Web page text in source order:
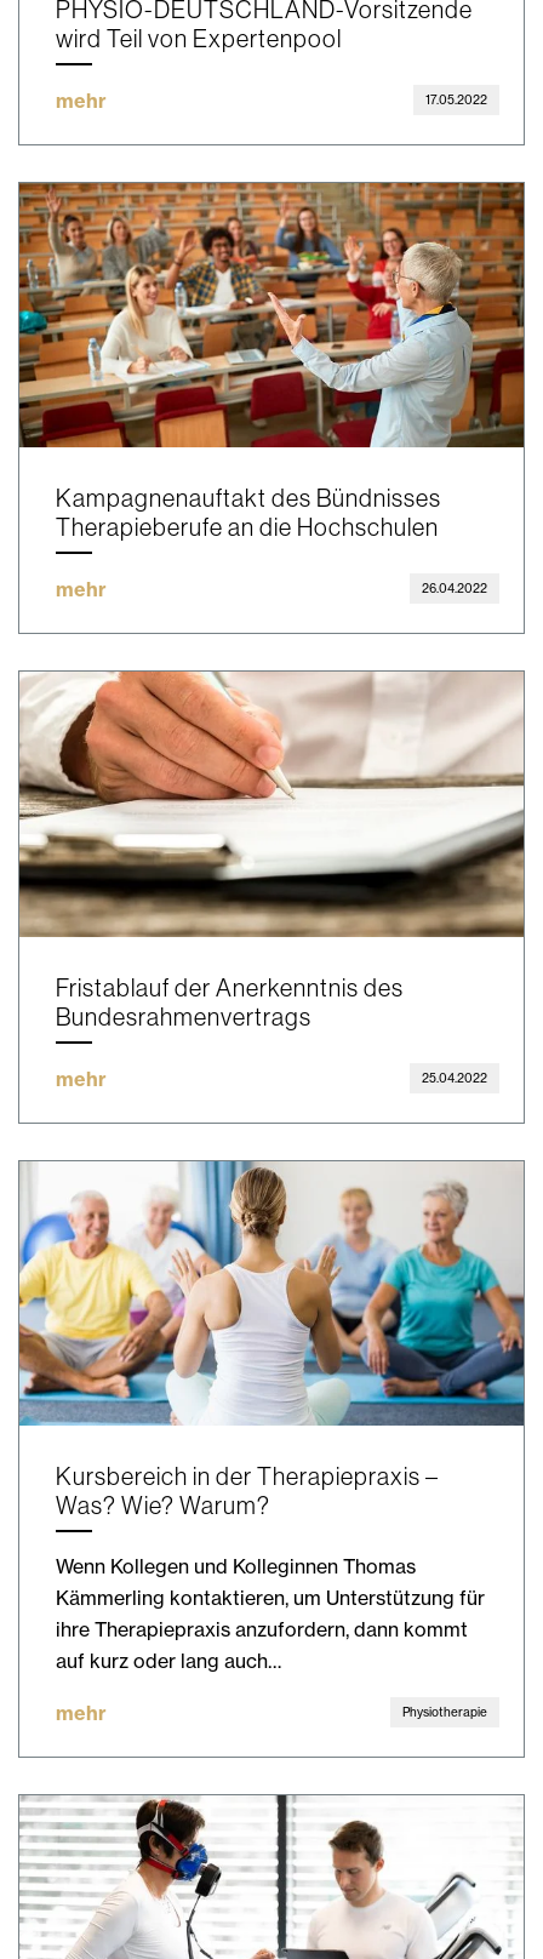
PHYSIO-DEUTSCHLAND-Vorsitzende
wird Teil von Expertenpool
mehr 17.05.2022
Kampagnenauftakt des Bündnisses
Therapieberufe an die Hochschulen
mehr 26.04.2022
Fristablauf der Anerkenntnis des
Bundesrahmenvertrags
mehr 25.04.2022
Kursbereich in der Therapiepraxis –
Was? Wie? Warum?
Wenn Kollegen und Kolleginnen Thomas
Kämmerling kontaktieren, um Unterstützung für
ihre Therapiepraxis anzufordern, dann kommt
auf kurz oder lang auch…
mehr Physiotherapie